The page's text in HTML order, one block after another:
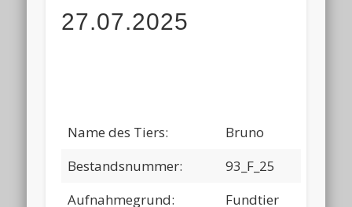
27.07.2025
Name des Tiers:
Bruno
Bestandsnummer:
93_F_25
Aufnahmegrund:
Fundtier